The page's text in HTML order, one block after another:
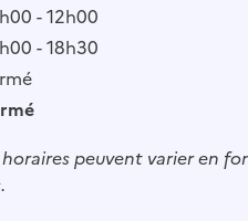
- 12h00
- 18h30
peuvent varier en